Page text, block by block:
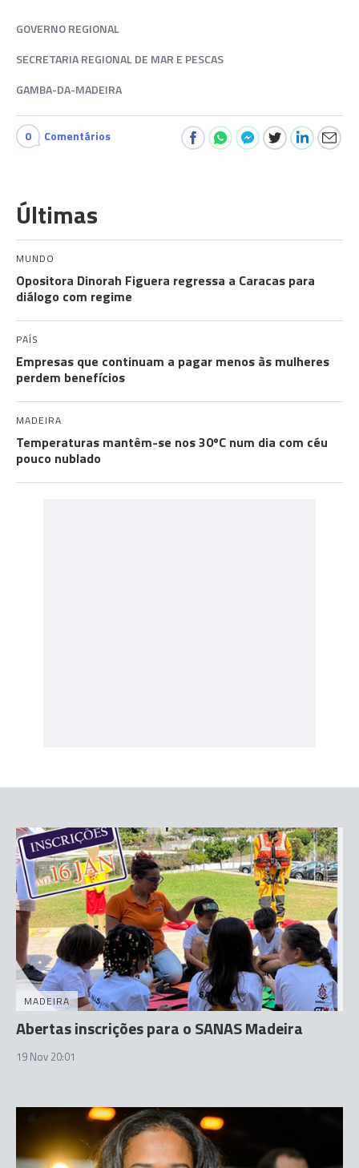
GOVERNO REGIONAL
SECRETARIA REGIONAL DE MAR E PESCAS
GAMBA-DA-MADEIRA
0 Comentários
Últimas
MUNDO
Opositora Dinorah Figuera regressa a Caracas para
diálogo com regime
PAÍS
Empresas que continuam a pagar menos às mulheres
perdem benefícios
MADEIRA
Temperaturas mantêm-se nos 30ºC num dia com céu
pouco nublado
MADEIRA
Abertas inscrições para o SANAS Madeira
19 Nov 20:01